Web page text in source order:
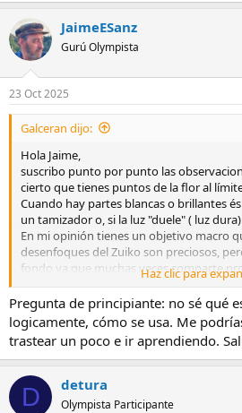
Un saludo
JaimeESanz
Gurú Olympista
23 Oct 2025
Galceran dijo:
Hola Jaime,
suscribo punto por punto las
cierto que tienes puntos de la flor al
Cuando hay partes blancas o brillantes
un tamizador o, si la luz "duele" ( luz
En mi opinión tienes un objetivo macro
desenfoques del Zuiko son preciosos,
fondo ya que muchas veces comparte
principal. Aquí veo que el fondo lo tenías
poco las hierbas és una buena solución.
otro punto de vista, en macro unos
foto. Intentaría, también, que se viera un
que el corte no sea tan brusco.
Espero haberte ayudado. Cualquier
Un abrazo.
Haz clic para
Pregunta de principiante: no sé qué
logicamente, cómo se usa. Me
trastear un poco e ir aprendiendo.
D detura
Olympista Participante